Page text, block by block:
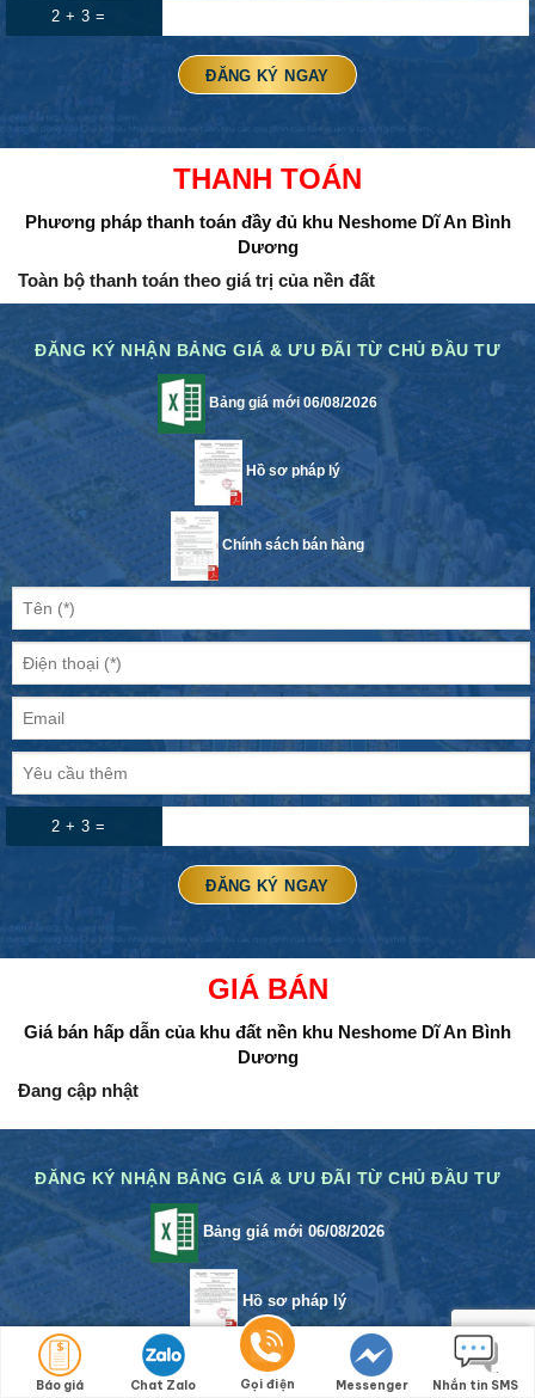
2 + 3 =
THANH TOÁN
Phương pháp thanh toán đầy đủkhu Neshome Dĩ An Bình
Dương
Toàn bộ thanh toán theo giá trị của nền đất
ĐĂNG KÝ NHẬN BẢNG GIÁ & ƯU ĐÃI TỪ CHỦ ĐẦU TƯ
Bảng giá mới 06/08/2026
Hồ sơ pháp lý
Chính sách bán hàng
2 + 3 =
GIÁ BÁN
Giá bán hấp dẫn của khu đất nền khu Neshome Dĩ An Bình
Dương
Đang cập nhật
ĐĂNG KÝ NHẬN BẢNG GIÁ & ƯU ĐÃI TỪ CHỦ ĐẦU TƯ
Bảng giá mới 06/08/2026
Hồ sơ pháp lý
Chính sách bán hàng
Báo giá Chat Zalo Gọi điện Messenger Nhắn tin SMS